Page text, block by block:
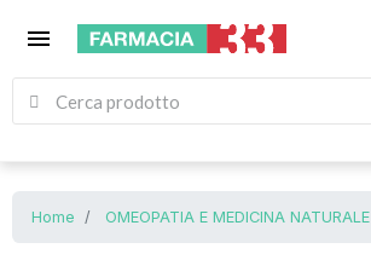
menu
Home OMEOPATIA E MEDICINA NATURALE